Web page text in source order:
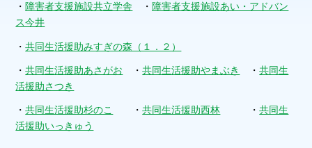
・ 障害者支援施設共立学舎 ・ 障害者支援施設あい・アドバン
ス今井
・共同生活援助みすぎの森（１．２）
・共同生活援助あさがお ・共同生活援助やまぶき ・共同生
活援助さつき
・共同生活援助杉のこ ・共同生活援助西林 ・共同生
活援助いっきゅう